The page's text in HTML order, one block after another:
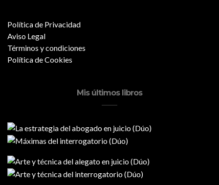
Política de Privacidad
Aviso Legal
Términos y condiciones
Política de Cookies
Mis últimos libros